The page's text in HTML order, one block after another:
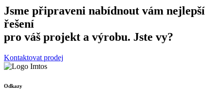
Jsme připraveni nabídnout vám nejlepší
řešení
pro váš projekt a výrobu. Jste vy?
Kontaktovat prodej
Odkazy